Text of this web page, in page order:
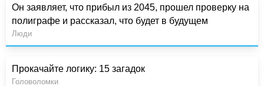
Он заявляет, что прибыл из 2045, прошел проверку на
полиграфе и рассказал, что будет в будущем
Люди
Прокачайте логику: 15 загадок
Головоломки